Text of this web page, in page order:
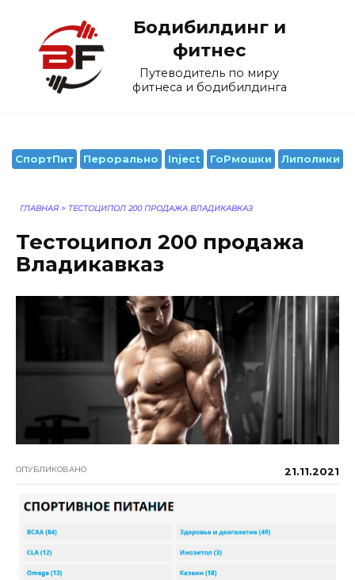
содержанию
Бодибилдинг и
фитнес
Путеводитель по миру
фитнеса и бодибилдинга
СпортПит Перорально Inject ГоРмошки Липолики
ГЛАВНАЯ > ТЕСТОЦИПОЛ 200 ПРОДАЖА ВЛАДИКАВКАЗ
Тестоципол 200 продажа
Владикавказ
ОПУБЛИКОВАНО 21.11.2021